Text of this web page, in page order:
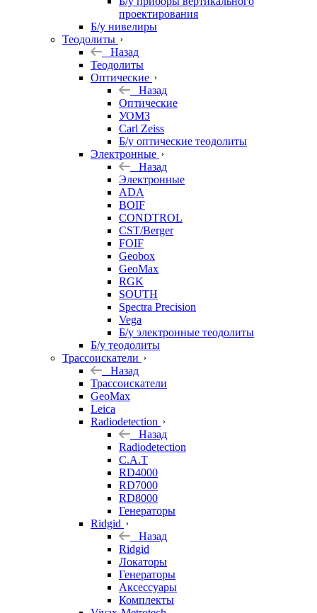
проектирования
Б/у нивелиры
Теодолиты
Назад
Теодолиты
Оптические
Назад
Оптические
УОМЗ
Carl Zeiss
Б/у оптические теодолиты
Электронные
Назад
Электронные
ADA
BOIF
CONDTROL
CST/Berger
FOIF
Geobox
GeoMax
RGK
SOUTH
Spectra Precision
Vega
Б/у электронные теодолиты
Б/у теодолиты
Трассоискатели
Назад
Трассоискатели
GeoMax
Leica
Radiodetection
Назад
Radiodetection
C.A.T
RD4000
RD7000
RD8000
Генераторы
Ridgid
Назад
Ridgid
Локаторы
Генераторы
Аксессуары
Комплекты